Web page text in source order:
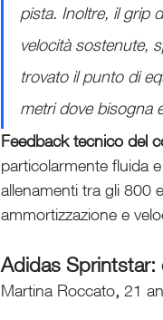
pista. Inoltre, il grip
velocità sostenute,
trovato il punto di
metri dove bisogna
Feedback tecnico del
particolarmente fluida
allenamenti tra gli 800
ammortizzazione e
Adidas Sprintstar:
Martina Roccato, 21